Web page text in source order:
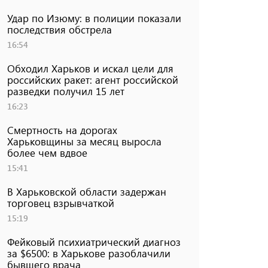
Удар по Изюму: в полиции показали
последствия обстрела
16:54
Обходил Харьков и искал цели для
российских ракет: агент российской
разведки получил 15 лет
16:23
Смертность на дорогах
Харьковщины за месяц выросла
более чем вдвое
15:41
В Харьковской области задержан
торговец взрывчаткой
15:19
Фейковый психиатрический диагноз
за $6500: в Харькове разоблачили
бывшего врача